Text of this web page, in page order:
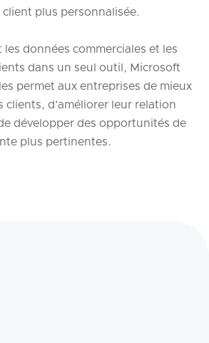
plus personnalisée.
les données commerciales et les
dans un seul outil, Microsoft
permet aux entreprises de mieux
clients, d’améliorer leur relation
développer des opportunités de
plus pertinentes.